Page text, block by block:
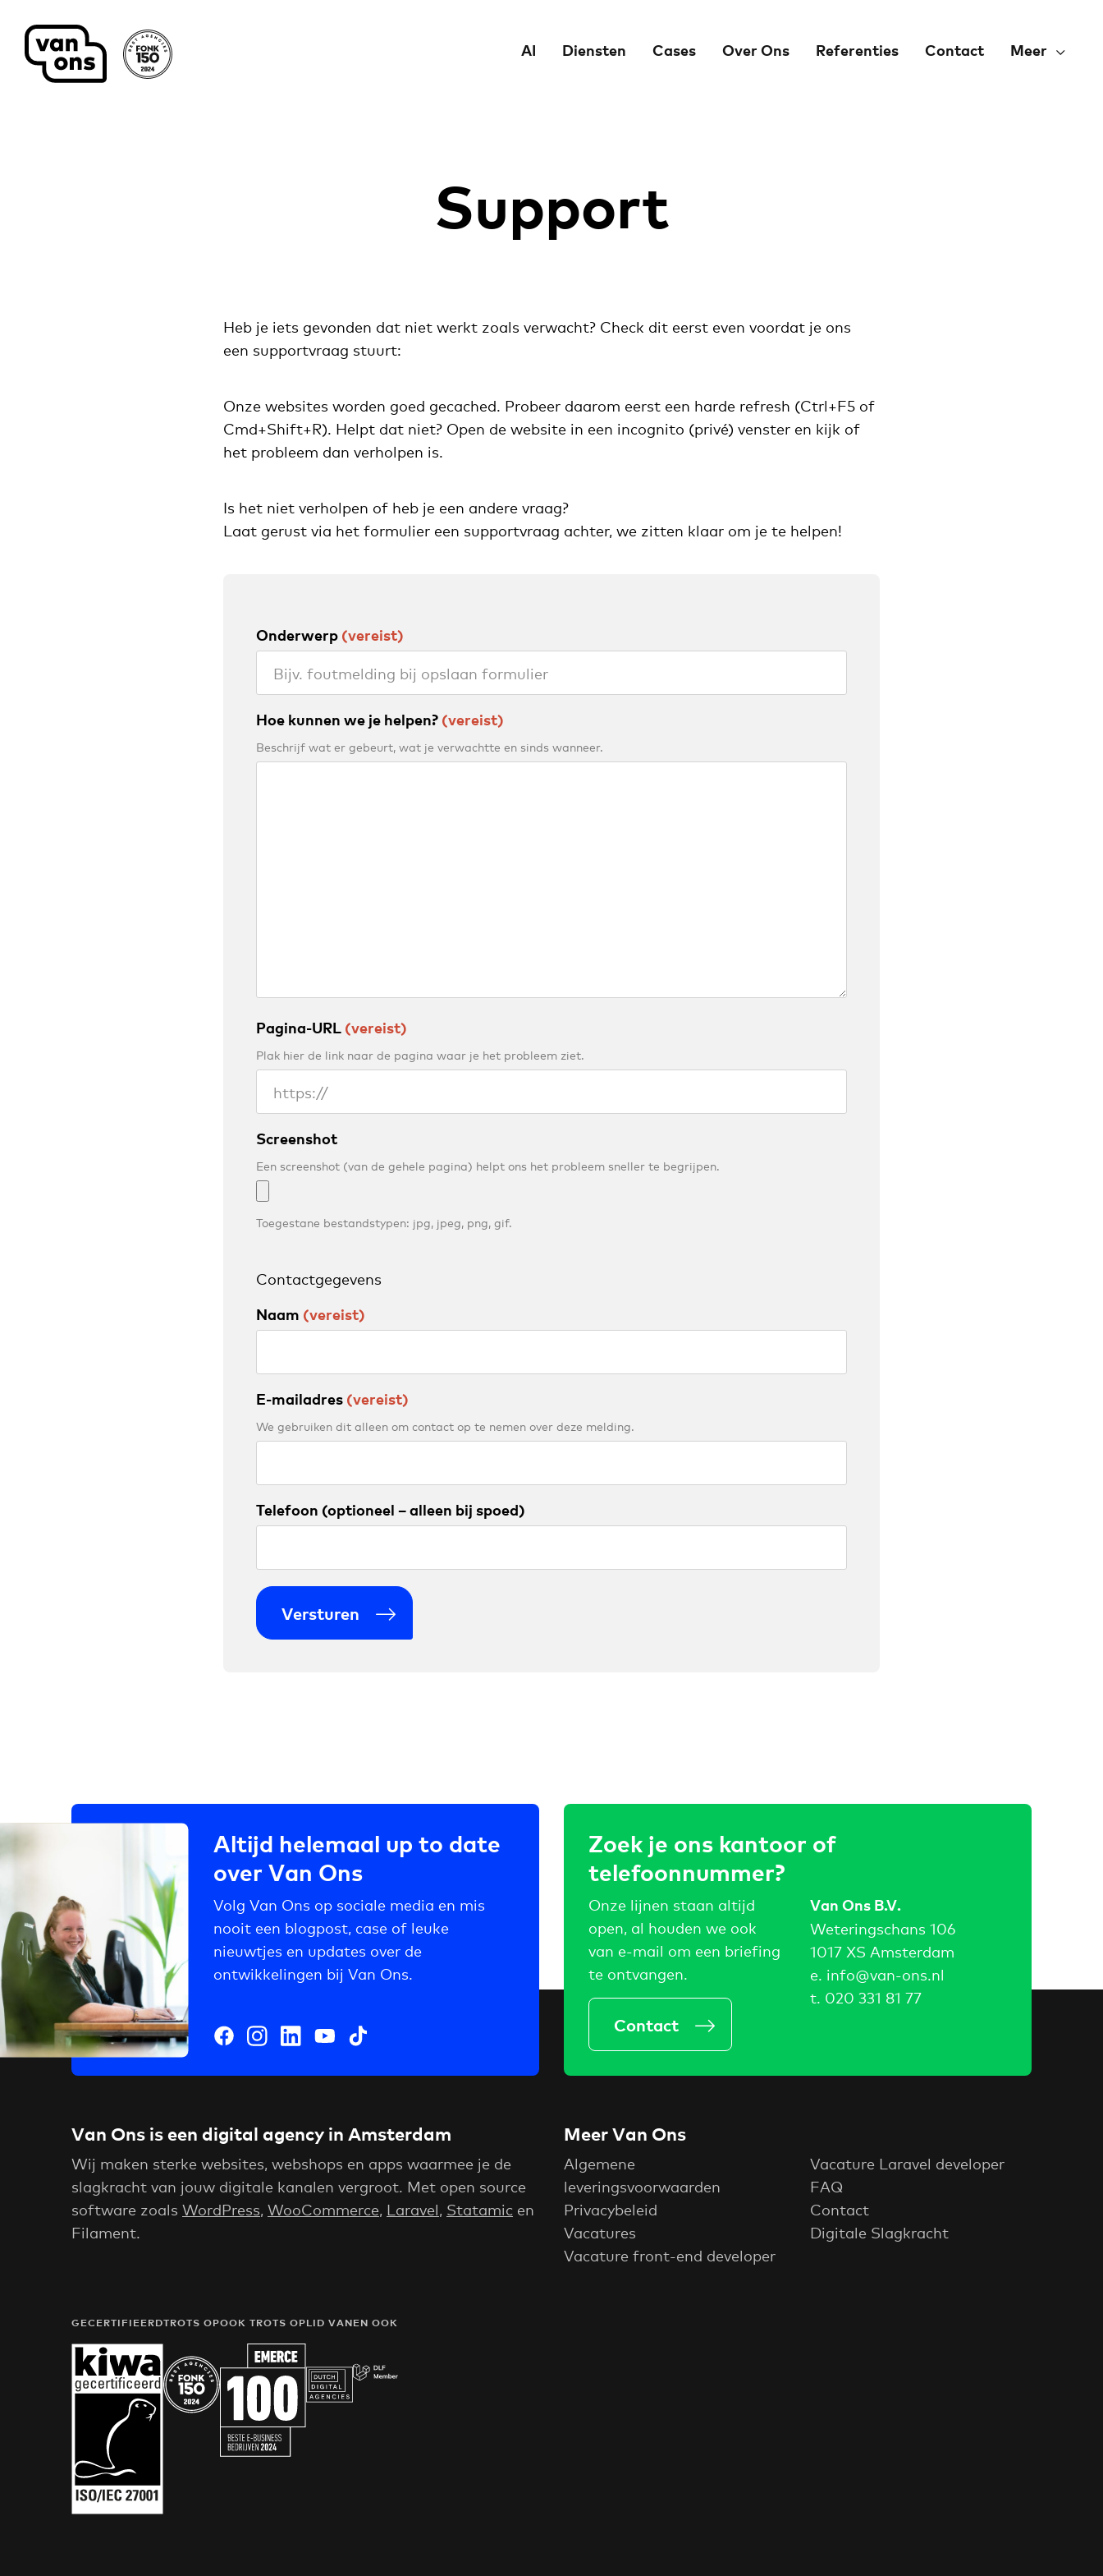
AI Diensten Cases Over Ons Referenties Contact Meer
Support
Heb je iets gevonden dat niet werkt zoals verwacht? Check dit eerst even voordat je ons
een supportvraag stuurt:
Onze websites worden goed gecached. Probeer daarom eerst een harde refresh (Ctrl+F5 of
Cmd+Shift+R). Helpt dat niet? Open de website in een incognito (privé) venster en kijk of
het probleem dan verholpen is.
Is het niet verholpen of heb je een andere vraag?
Laat gerust via het formulier een supportvraag achter, we zitten klaar om je te helpen!
Onderwerp (vereist)
Hoe kunnen we je helpen? (vereist)
Beschrijf wat er gebeurt, wat je verwachtte en sinds wanneer.
Pagina-URL (vereist)
Plak hier de link naar de pagina waar je het probleem ziet.
Screenshot
Een screenshot (van de gehele pagina) helpt ons het probleem sneller te begrijpen.
Toegestane bestandstypen: jpg, jpeg, png, gif.
Contactgegevens
Naam (vereist)
E-mailadres (vereist)
We gebruiken dit alleen om contact op te nemen over deze melding.
Telefoon (optioneel – alleen bij spoed)
Versturen
Altijd helemaal up to date
over Van Ons
Volg Van Ons op sociale media en mis
nooit een blogpost, case of leuke
nieuwtjes en updates over de
ontwikkelingen bij Van Ons.
Zoek je ons kantoor of
telefoonnummer?
Onze lijnen staan altijd
open, al houden we ook
van e-mail om een briefing
te ontvangen.
Contact
Van Ons B.V.
Weteringschans 106
1017 XS Amsterdam
e. info@van-ons.nl
t. 020 331 81 77
Van Ons is een digital agency in Amsterdam
Wij maken sterke websites, webshops en apps waarmee je de
slagkracht van jouw digitale kanalen vergroot. Met open source
software zoals WordPress, WooCommerce, Laravel, Statamic en
Filament.
Meer Van Ons
Algemene
leveringsvoorwaarden
Privacybeleid
Vacatures
Vacature front-end developer
Vacature Laravel developer
FAQ
Contact
Digitale Slagkracht
GECERTIFIEERDTROTS OPOOK TROTS OPLID VANEN OOK